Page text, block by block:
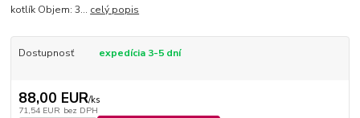
kotlík Objem: 3... celý popis
Dostupnosť expedícia 3-5 dní
88,00 EUR/ks
71,54 EUR bez DPH